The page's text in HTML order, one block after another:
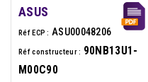
ASUS
Réf ECP : ASU00048206
Réf constructeur : 90NB13U1-
M00C90